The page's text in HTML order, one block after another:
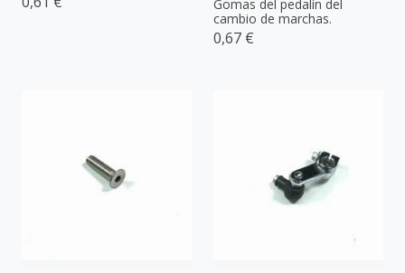
Gomas del pedalín del
cambio de marchas.
0,67 €